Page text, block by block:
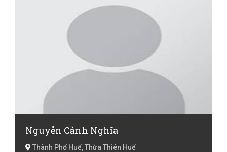
Nguyễn Cảnh Nghĩa
Thành Phố Huế, Thừa Thiên Huế